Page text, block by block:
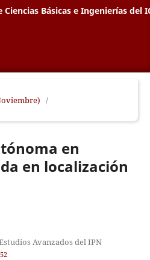
Básicas e Ingenierías del
/
en
en localización
Avanzados del IPN